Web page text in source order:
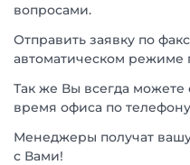
вопросами.
Отправить заявку по
автоматическом режиме
Так же Вы всегда можете
время офиса по телефону
Менеджеры получат
с Вами!